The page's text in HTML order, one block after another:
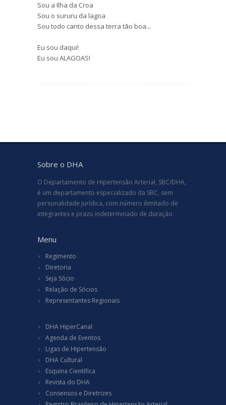
Sou a Ilha da Croa
Sou o sururu da lagoa
Sou todo canto dessa terra tão boa...
Eu sou daqui!
Eu sou ALAGOAS!
Sobre o DHA
O Departamento de Hipertensão Arterial, SBC/DHA,
é um departamento especializado da SBC, sem
personalidade jurídica, com número ilimitado de
integrantes e prazo indeterminado de duração.
Menu
Regimento
Diretoria
Seja Sócio
Relação de Sócios
Representantes Regionais
DHA HiperCanal
Agenda de Eventos
Ligas de Hipertensão
DHA Cultural
Esquina Científica
Revista do DHA
Consensos e Diretrizes